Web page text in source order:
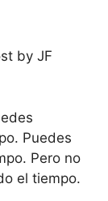
by JF
Puedes
Pero no
el tiempo.